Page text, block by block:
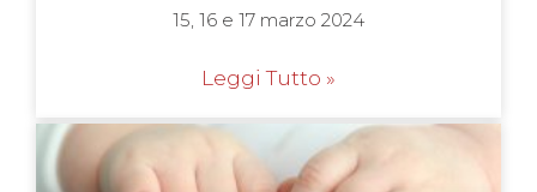
15, 16 e 17 marzo 2024
Leggi Tutto »